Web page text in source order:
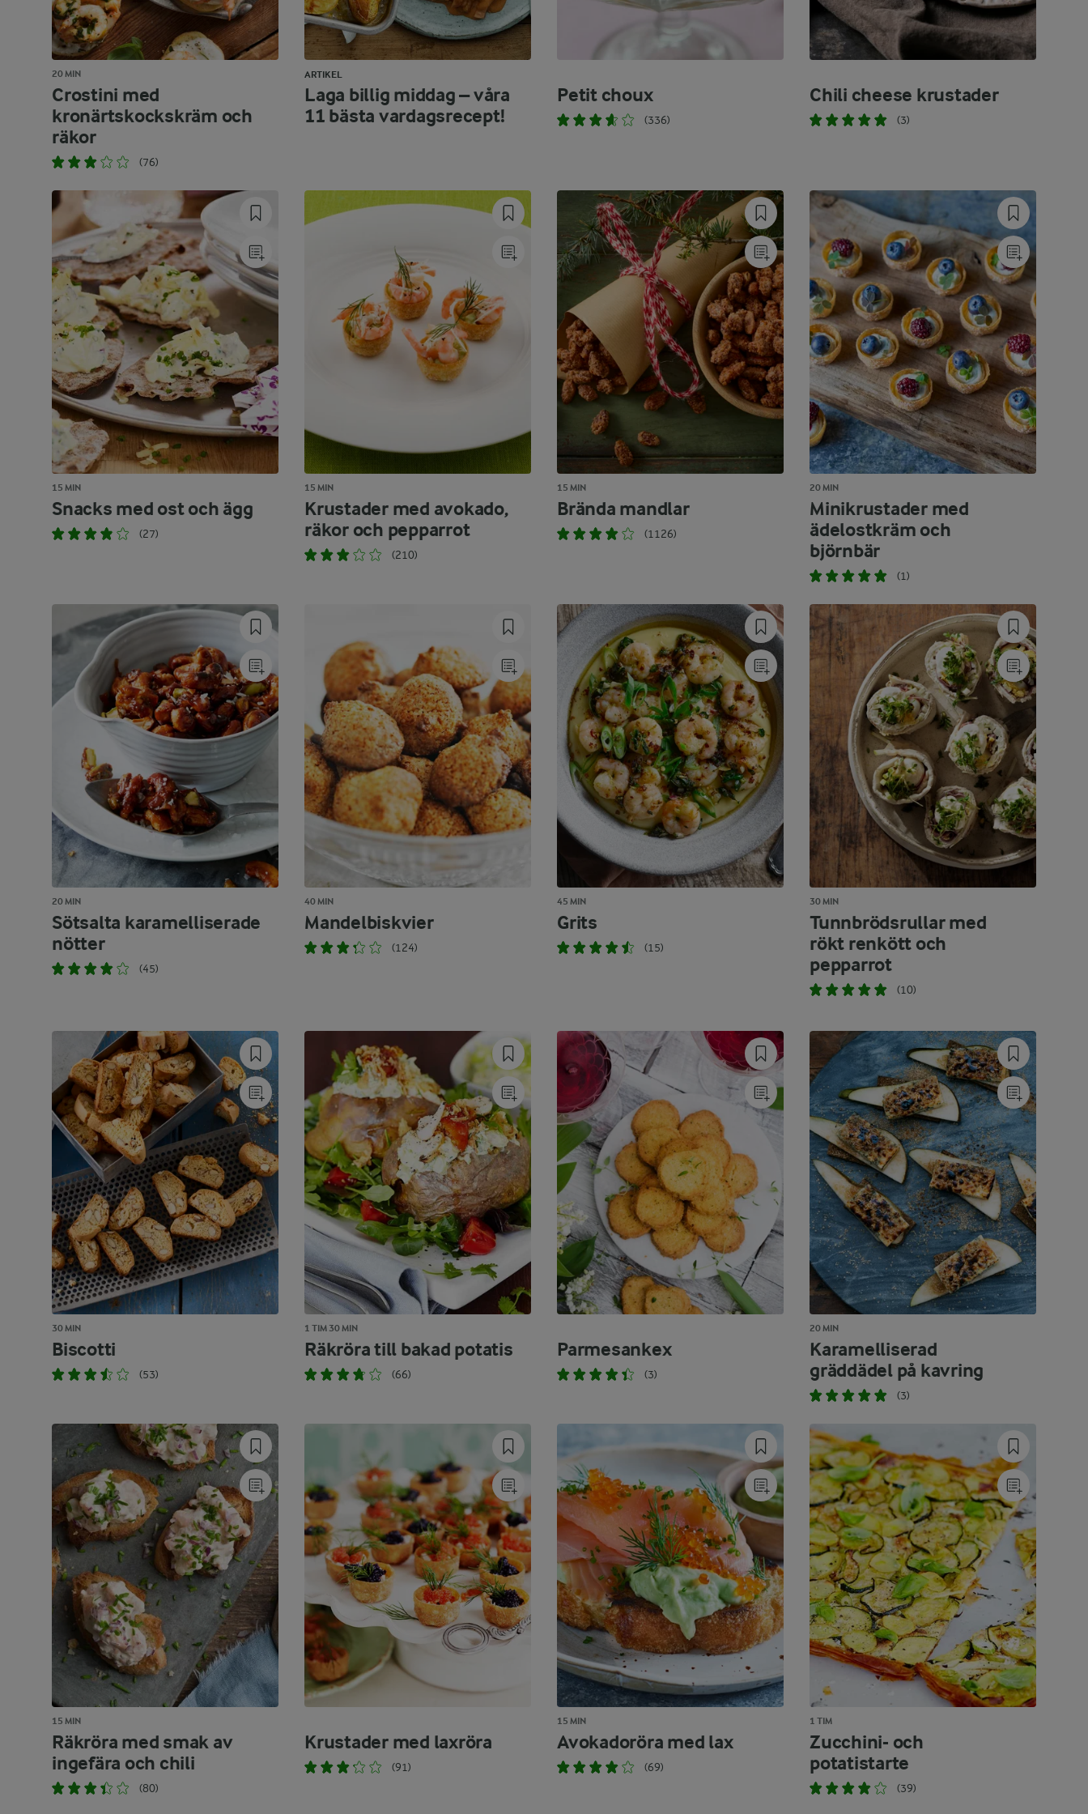
20 MIN
Crostini med
kronärtskockskräm och
räkor
(76)
ARTIKEL
Laga billig middag – våra
11 bästa vardagsrecept!
Petit choux
(336)
Chili cheese krustader
(3)
15 MIN
Snacks med ost och ägg
(27)
15 MIN
Krustader med avokado,
räkor och pepparrot
(210)
15 MIN
Brända mandlar
(1126)
20 MIN
Minikrustader med
ädelostkräm och
björnbär
(1)
20 MIN
Sötsalta karamelliserade
nötter
(45)
40 MIN
Mandelbiskvier
(124)
45 MIN
Grits
(15)
30 MIN
Tunnbrödsrullar med
rökt renkött och
pepparrot
(10)
30 MIN
Biscotti
(53)
1 TIM 30 MIN
Räkröra till bakad potatis
(66)
Parmesankex
(3)
20 MIN
Karamelliserad
gräddädel på kavring
(3)
15 MIN
Räkröra med smak av
ingefära och chili
(80)
Krustader med laxröra
(91)
15 MIN
Avokadoröra med lax
(69)
1 TIM
Zucchini- och
potatistarte
(39)